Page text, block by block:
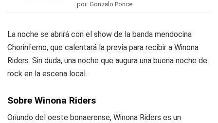
por Gonzalo Ponce
La noche se abrirá con el show de la banda mendocina
Chorinferno, que calentará la previa para recibir a Winona
Riders. Sin duda, una noche que augura una buena noche de
rock en la escena local.
Sobre Winona Riders
Oriundo del oeste bonaerense, Winona Riders es un